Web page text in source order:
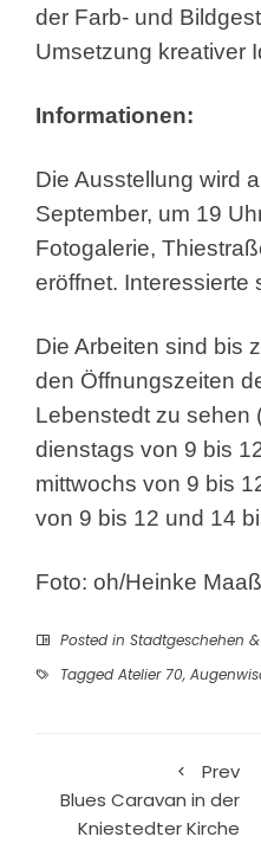
der Farb- und
Umsetzung kreativer
Informationen:
Die Ausstellung wird
September, um 19
Fotogalerie,
eröffnet. Interessierte
Die Arbeiten sind bis
den Öffnungszeiten
Lebenstedt zu sehen
dienstags von 9 bis
mittwochs von 9 bis
von 9 bis 12 und 14
Foto: oh/Heinke
Posted in Stadtgeschehen
Tagged Atelier 70,
Prev
Blues Caravan in der
Kniestedter Kirche